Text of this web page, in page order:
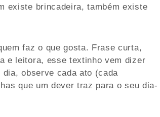
existe brincadeira, também existe
faz o que gosta. Frase curta,
e leitora, esse textinho vem dizer
observe cada ato (cada
que um dever traz para o seu dia-